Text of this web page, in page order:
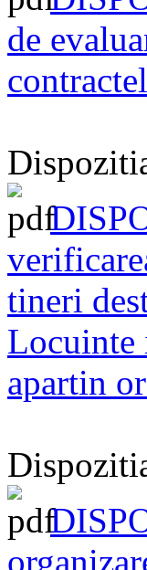
de
tineri
Locuinte
apartin